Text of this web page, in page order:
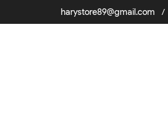
harystore89@gmail.com /